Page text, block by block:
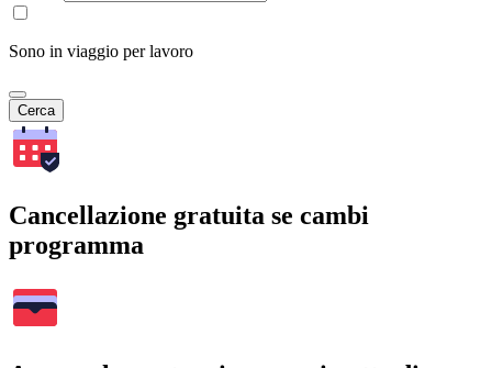
Sono in viaggio per lavoro
Cerca
Cancellazione gratuita se cambi
programma